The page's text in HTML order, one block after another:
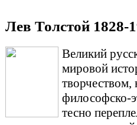
Лев Толстой 1828-
Великий
мировой
творчеством,
философско-
тесно